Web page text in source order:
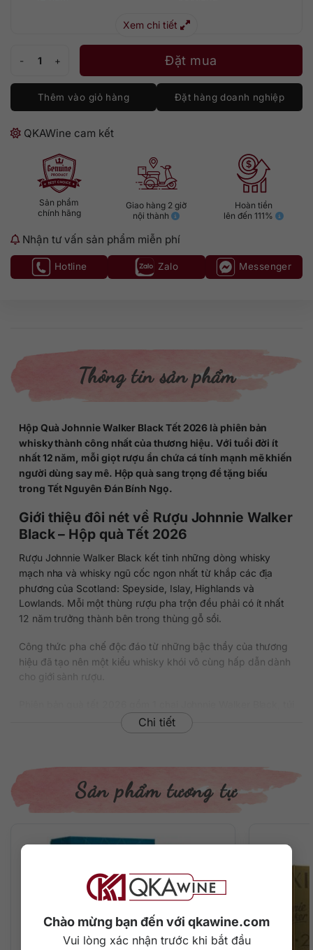
Chào mừng bạn đến với qkawine.com
Vui lòng xác nhận trước khi bắt đầu
Xem chi tiết
Hộp Quà Johnnie Walker Black Tết 2026 số lượng
Đặt mua
Thêm vào giỏ hàng Đặt hàng doanh nghiệp
QKAWine cam kết
Sản phẩm
chính hãng
Giao hàng 2 giờ
nội thành
Hoàn tiền
lên đến 111%
Nhận tư vấn sản phẩm miễn phí
Hotline Zalo Messenger
Thông tin sản phẩm
Hộp Quà Johnnie Walker Black Tết 2026 là phiên bản
whisky thành công nhất của thương hiệu. Với tuổi đời ít
nhất 12 năm, mỗi giọt rượu ẩn chứa cá tính mạnh mẽ khiến
người dùng say mê. Hộp quà sang trọng để tặng biếu
trong Tết Nguyên Đán Bính Ngọ.
Giới thiệu đôi nét về Rượu Johnnie Walker
Black – Hộp quà Tết 2026
Rượu Johnnie Walker Black kết tinh những dòng whisky
mạch nha và whisky ngũ cốc ngon nhất từ khắp các địa
phương của Scotland: Speyside, Islay, Highlands và
Lowlands. Mỗi một thùng rượu pha trộn đều phải có ít nhất
12 năm trưởng thành bên trong thùng gỗ sồi.
Công thức pha chế độc đáo từ những bậc thầy của thương
hiệu đã tạo nên một kiểu whisky khói vô cùng hấp dẫn dành
cho giới sành rượu.
xách, hộp quà sang trọng và 2 ly thủy tinh cao cấp để tăng
thêm trải nghiệm thưởng thức.
Thông tin chi tiết về rượu
Xuất xứ: Scotland
Thương hiệu: Johnnie Walker
Dung tích: 750 ml
Màu sắc: Màu hổ phách
Cách thưởng thức: Uống nguyên chất, thêm đá viên, pha
Mô tả hương vị rượu
Chi tiết
Sản phẩm tương tự